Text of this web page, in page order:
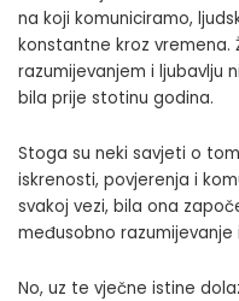
na koji komuniciramo,
konstantne kroz vremena.
razumijevanjem i ljubavlju
bila prije stotinu godina.
Stoga su neki savjeti o
iskrenosti, povjerenja i
svakoj vezi, bila ona
međusobno razumijevanje
No, uz te vječne istine